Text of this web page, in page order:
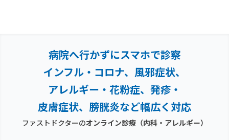
病院へ行かずにスマホで診察
インフル・コロナ、風邪症状、
アレルギー・花粉症、 発疹・
皮膚症状、膀胱炎など幅広く対応
ファストドクターのオンライン診療（内科・アレルギー）